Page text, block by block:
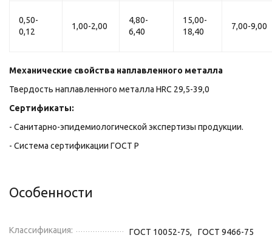
0,50-
0,12
1,00-2,00
4,80-
6,40
15,00-
18,40
7,00-9,00
Механические свойства наплавленного металла
Твердость наплавленного металла НRC 29,5-39,0
Сертификаты:
- Санитарно-эпидемиологической экспертизы продукции.
- Система сертификации ГОСТ Р
Особенности
Классификация: ГОСТ 10052-75, ГОСТ 9466-75